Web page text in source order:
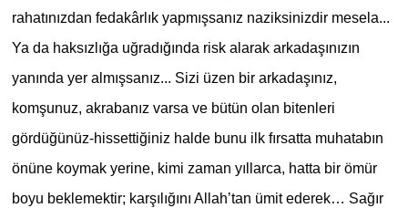
rahatınızdan fedakârlık yapmışsanız naziksinizdir mesela...
Ya da haksızlığa uğradığında risk alarak arkadaşınızın
yanında yer almışsanız... Sizi üzen bir arkadaşınız,
komşunuz, akrabanız varsa ve bütün olan bitenleri
gördüğünüz-hissettiğiniz halde bunu ilk fırsatta muhatabın
önüne koymak yerine, kimi zaman yıllarca, hatta bir ömür
boyu beklemektir; karşılığını Allah’tan ümit ederek… Sağır